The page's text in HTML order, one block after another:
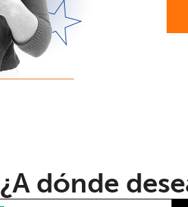
¿A dónde